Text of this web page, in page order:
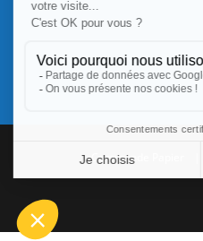
Commande Papier